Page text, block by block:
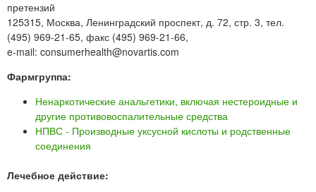
претензий
125315, Москва, Ленинградский проспект, д. 72, стр. 3, тел.
(495) 969-21-65, факс (495) 969-21-66,
e-mail: consumerhealth@novartis.com
Фармгруппа:
Ненаркотические анальгетики, включая нестероидные и
другие противовоспалительные средства
НПВС - Производные уксусной кислоты и родственные
соединения
Лечебное действие: